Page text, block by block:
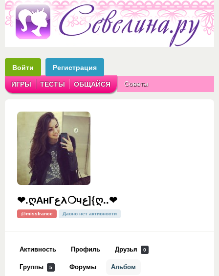
Войти Регистрация
ИГРЫ ТЕСТЫ ОБЩАЙСЯ Советы
❤.ღАнГﻉλ❍чﻉ]{ღ..❤
@missfrance Давно нет активности
Активность Профиль Друзья 0
Группы 5 Форумы Альбом